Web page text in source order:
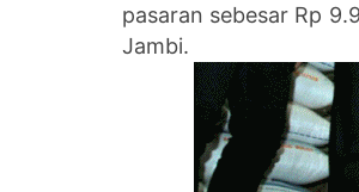
pasaran sebesar Rp
Jambi.